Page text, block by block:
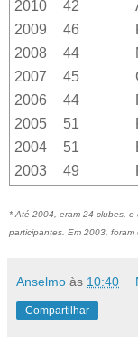
2010
42
2009
46
2008
44
2007
45
2006
44
2005
51
2004
51
2003
49
* Até 2004, eram 24 clubes,
participantes. Em 2003,
Anselmo às 10:40
Compartilhar